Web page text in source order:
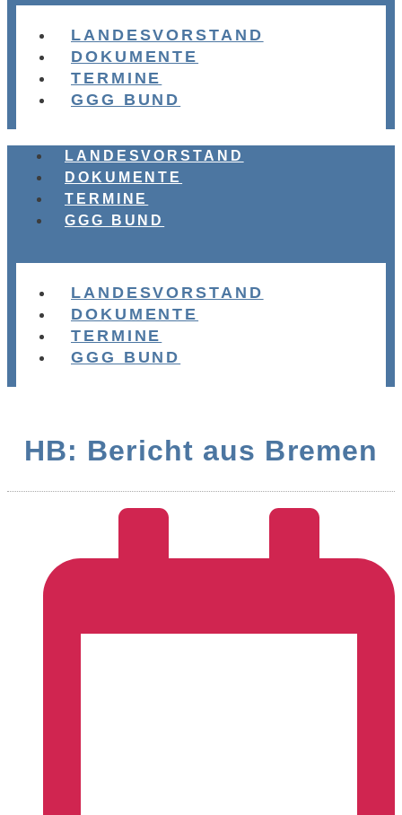
LANDESVORSTAND
DOKUMENTE
TERMINE
GGG BUND
LANDESVORSTAND
DOKUMENTE
TERMINE
GGG BUND
LANDESVORSTAND
DOKUMENTE
TERMINE
GGG BUND
HB: Bericht aus Bremen